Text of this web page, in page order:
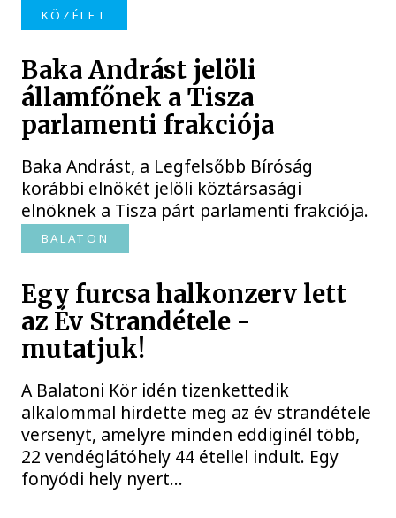
KÖZÉLET
Baka Andrást jelöli
államfőnek a Tisza
parlamenti frakciója
Baka Andrást, a Legfelsőbb Bíróság
korábbi elnökét jelöli köztársasági
elnöknek a Tisza párt parlamenti frakciója.
BALATON
Egy furcsa halkonzerv lett
az Év Strandétele -
mutatjuk!
A Balatoni Kör idén tizenkettedik
alkalommal hirdette meg az év strandétele
versenyt, amelyre minden eddiginél több,
22 vendéglátóhely 44 étellel indult. Egy
fonyódi hely nyert...